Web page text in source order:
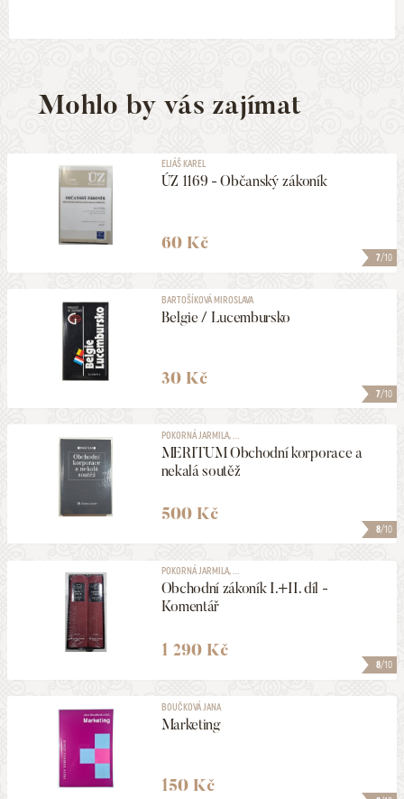
Mohlo by vás zajímat
7/10
ELIÁŠ KAREL
ÚZ 1169 - Občanský zákoník
60 Kč
7/10
BARTOŠÍKOVÁ MIROSLAVA
Belgie / Lucembursko
30 Kč
8/10
POKORNÁ JARMILA, ...
MERITUM Obchodní korporace a
nekalá soutěž
500 Kč
8/10
POKORNÁ JARMILA, ...
Obchodní zákoník I.+II. díl -
Komentář
1 290 Kč
BOUČKOVÁ JANA
Marketing
150 Kč